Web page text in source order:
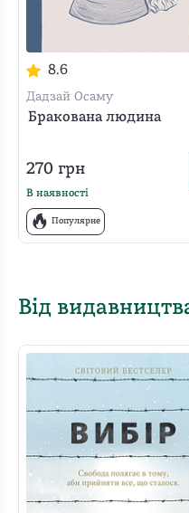
8.6
Дадзай Осаму
Бракована людина
270 грн
В наявності
Популярне
Від